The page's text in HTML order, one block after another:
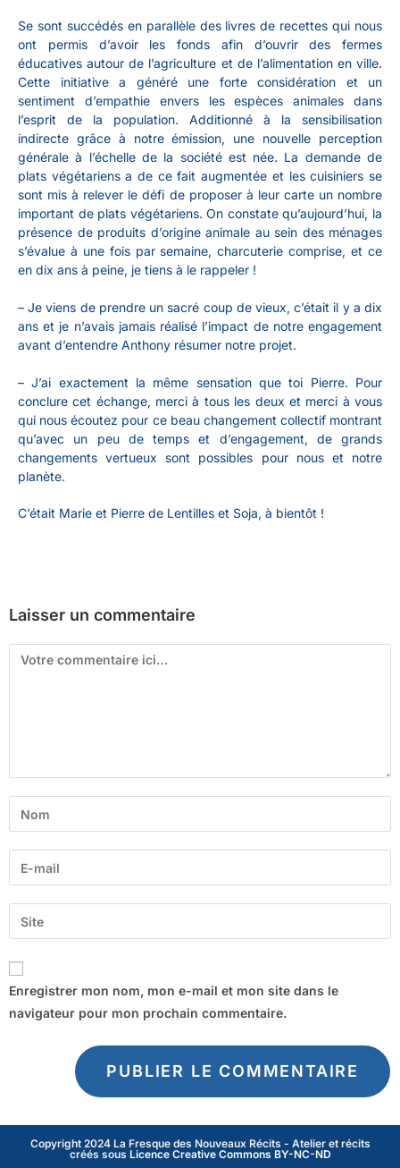
Se sont succédés en parallèle des livres de recettes qui nous
ont permis d’avoir les fonds afin d’ouvrir des fermes
éducatives autour de l’agriculture et de l’alimentation en ville.
Cette initiative a généré une forte considération et un
sentiment d’empathie envers les espèces animales dans
l’esprit de la population. Additionné à la sensibilisation
indirecte grâce à notre émission, une nouvelle perception
générale à l’échelle de la société est née. La demande de
plats végétariens a de ce fait augmentée et les cuisiniers se
sont mis à relever le défi de proposer à leur carte un nombre
important de plats végétariens. On constate qu’aujourd’hui, la
présence de produits d’origine animale au sein des ménages
s’évalue à une fois par semaine, charcuterie comprise, et ce
en dix ans à peine, je tiens à le rappeler !
–Je viens de prendre un sacré coup de vieux, c’était il y a dix
ans et je n’avais jamais réalisé l’impact de notre engagement
avant d’entendre Anthony résumer notre projet.
–J’ai exactement la même sensation que toi Pierre. Pour
conclure cet échange, merci à tous les deux et merci à vous
qui nous écoutez pour ce beau changement collectif montrant
qu’avec un peu de temps et d’engagement, de grands
changements vertueux sont possibles pour nous et notre
planète.
C’était Marie et Pierre de Lentilles et Soja, à bientôt !
Laisser un commentaire
Enregistrer mon nom, mon e-mail et mon site dans le
navigateur pour mon prochain commentaire.
Copyright 2024 La Fresque des Nouveaux Récits - Atelier et récits
créés sous Licence Creative Commons BY-NC-ND